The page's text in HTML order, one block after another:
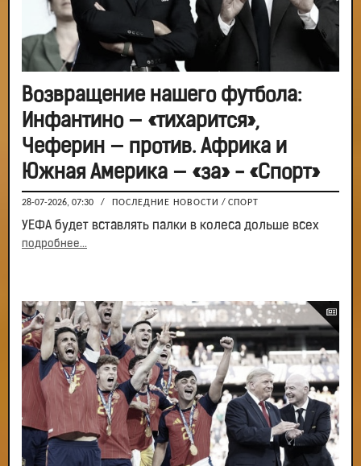
Возвращение нашего футбола:
Инфантино — «тихарится»,
Чеферин — против. Африка и
Южная Америка — «за» - «Спорт»
28-07-2026, 07:30 / ПОСЛЕДНИЕ НОВОСТИ / СПОРТ
УЕФА будет вставлять палки в колеса дольше всех
подробнее...